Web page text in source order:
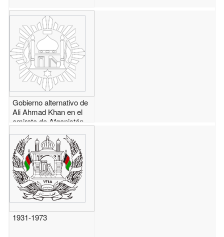
Gobierno alternativo de
Ali Ahmad Khan en el
emirato de Afganistán
1931-1973